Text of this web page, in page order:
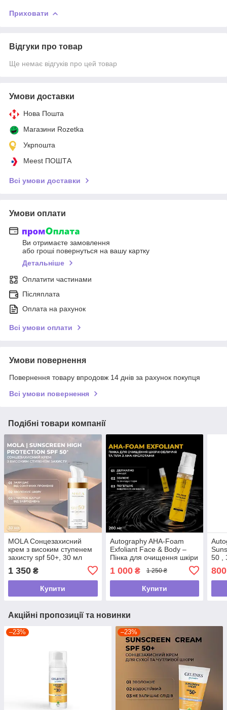
Приховати
Відгуки про товар
Ще немає відгуків про цей товар
Умови доставки
Нова Пошта
Магазини Rozetka
Укрпошта
Meest ПОШТА
Всі умови доставки
Умови оплати
Ви отримаєте замовлення
або гроші повернуться на вашу картку
Детальніше
Оплатити частинами
Післяплата
Оплата на рахунок
Всі умови оплати
Умови повернення
Повернення товару впродовж 14 днів за рахунок покупця
Всі умови повернення
Подібні товари компанії
MOLA Сонцезахисний
крем з високим ступенем
захисту spf 50+, 30 мл
1 350 ₴
Купити
Autography AHA-Foam
Exfoliant Face & Body –
Пінка для очищення шкіри
кислотами, 200 мл
1 000₴ 1 250 ₴
Купити
50 ,
800
Акційні пропозиції та новинки
–23% –23%